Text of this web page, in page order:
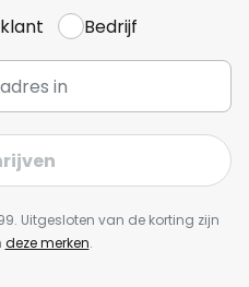
Bedrijf
Uitgesloten van de korting zijn
deze merken.